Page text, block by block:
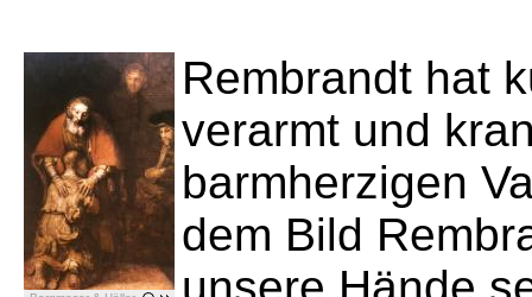
Rembrandt hat
verarmt und
barmherzigen
dem Bild